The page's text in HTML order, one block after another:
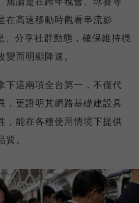
在高速移動時觀看串流影
分享社群動態，確保維持穩
而明顯降速。
下這兩項全台第一，不僅代
，更證明其網路基礎建設具
，能在各種使用情境下提供
。